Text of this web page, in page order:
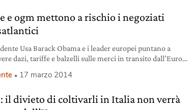
e ogm mettono a rischio i negoziati
Usa Barack Obama e i leader europei puntano a
dazi, tariffe e balzelli sulle merci in transito dall’Europa
libero composto dagli 815 milioni di persone più ricche
un summit bilaterale
17 marzo 2014
il divieto di coltivarli in Italia non verrà